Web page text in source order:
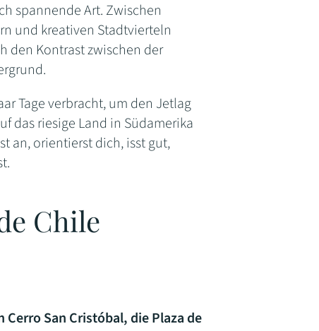
spannende Art. Zwischen
und kreativen Stadtvierteln
den Kontrast zwischen der
Tage verbracht, um den Jetlag
das riesige Land in Südamerika
an, orientierst dich, isst gut,
Chile
San Cristóbal, die Plaza de